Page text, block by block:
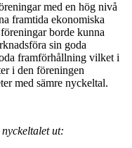
med en hög nivå
framtida ekonomiska
borde kunna
sin goda
framförhållning vilket i
i den föreningen
med sämre nyckeltal.
ut: